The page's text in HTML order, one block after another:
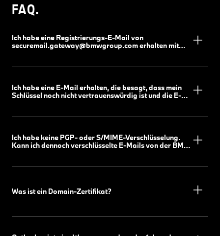
FAQ.
Ich habe eine Registrierungs-E-Mail von
securemail.gateway@bmwgroup.com erhalten mit
Ich habe eine E-Mail erhalten, die besagt, dass mein
Schlüssel noch nicht vertrauenswürdig ist und die E-
Ich habe keine PGP- oder S/MIME-Verschlüsselung.
Kann ich dennoch verschlüsselte E-Mails von der BMW
Was ist ein Domain-Zertifikat?